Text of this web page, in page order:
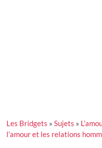
Les Bridgets »Sujets »
l’amour et les relations